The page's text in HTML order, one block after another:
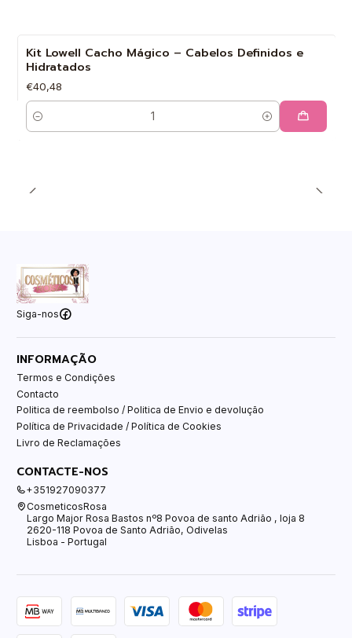
Kit Lowell Cacho Mágico – Cabelos Definidos e
Hidratados
€40,48
Quantidade
Siga-nos
INFORMAÇÃO
Termos e Condições
Contacto
Politica de reembolso / Politica de Envio e devolução
Política de Privacidade / Política de Cookies
Livro de Reclamações
CONTACTE-NOS
+351927090377
CosmeticosRosa
Largo Major Rosa Bastos nº8 Povoa de santo Adrião , loja 8
2620-118 Povoa de Santo Adrião, Odivelas
Lisboa - Portugal